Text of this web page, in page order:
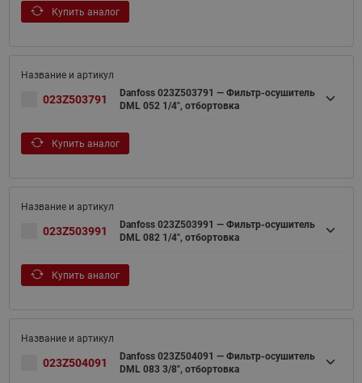
Купить аналог
023Z503791
Danfoss 023Z503791 — Фильтр-осушитель
DML 052 1/4", отбортовка
Купить аналог
023Z503991
Danfoss 023Z503991 — Фильтр-осушитель
DML 082 1/4", отбортовка
Купить аналог
023Z504091
Danfoss 023Z504091 — Фильтр-осушитель
DML 083 3/8", отбортовка